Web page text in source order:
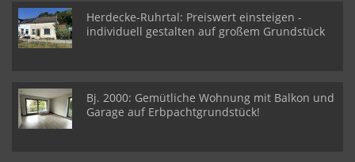
Herdecke-Ruhrtal: Preiswert einsteigen -
individuell gestalten auf großem Grundstück
Bj. 2000: Gemütliche Wohnung mit Balkon und
Garage auf Erbpachtgrundstück!